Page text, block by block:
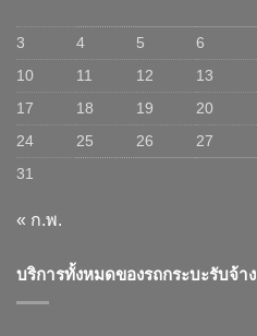
3
4 5 6
10
11 12 13
17
18 19 20
24
25 26 27
31
« ก.พ.
บริการทั้งหมดของรถกระบะรับจ้าง